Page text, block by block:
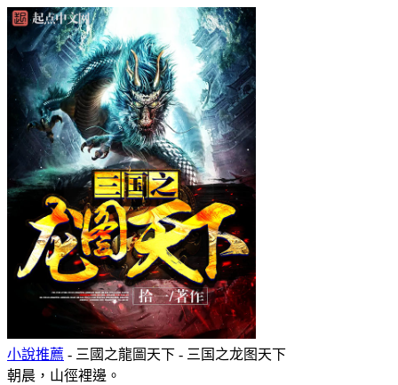
小說推薦 - 三國之龍圖天下 - 三国之龙图天下
朝晨，山徑裡邊。